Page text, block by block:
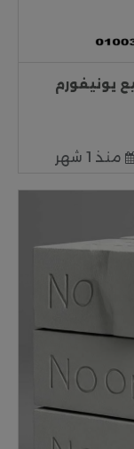
يونيفورم
منذ 1 شهر